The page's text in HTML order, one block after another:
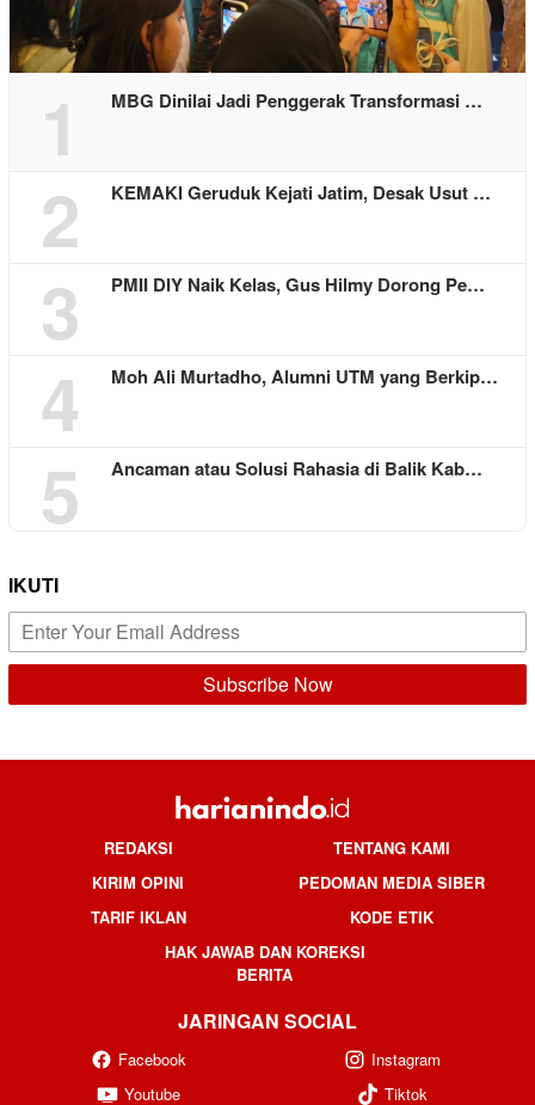
1 MBG Dinilai Jadi Penggerak Transformasi …
2 KEMAKI Geruduk Kejati Jatim, Desak Usut …
3 PMII DIY Naik Kelas, Gus Hilmy Dorong Pe…
4 Moh Ali Murtadho, Alumni UTM yang Berkip…
5 Ancaman atau Solusi Rahasia di Balik Kab…
IKUTI
REDAKSI
TENTANG KAMI
KIRIM OPINI
PEDOMAN MEDIA SIBER
TARIF IKLAN
KODE ETIK
HAK JAWAB DAN KOREKSI
BERITA
JARINGAN SOCIAL
Facebook
Instagram
Youtube
Tiktok